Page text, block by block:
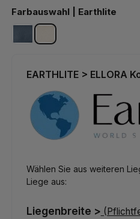
Farbauswahl | Earthlite
mystic bluevanilla creme
EARTHLITE > ELLORA
Wählen Sie aus weiteren
Liege aus:
Liegenbreite >